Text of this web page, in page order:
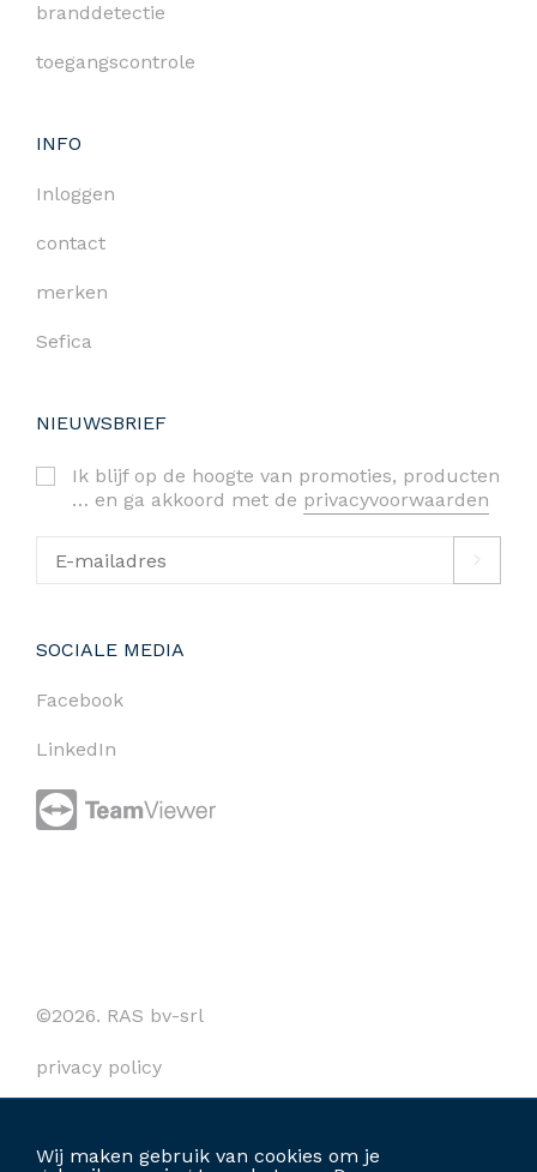
Wij maken gebruik van cookies om je
branddetectie
toegangscontrole
INFO
Inloggen
contact
merken
Sefica
NIEUWSBRIEF
Ik blijf op de hoogte van promoties, producten
… en ga akkoord met de privacyvoorwaarden
SOCIALE MEDIA
Facebook
LinkedIn
©2026. RAS bv-srl
privacy policy
algemene voorwaarden